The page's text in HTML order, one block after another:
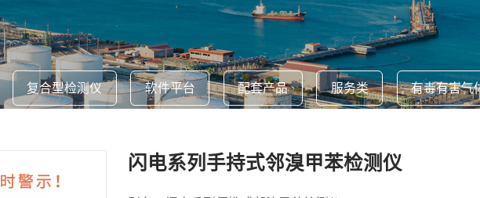
复合型检测仪 软件平台 配套产品 服务类 有毒有害气
闪电系列手持式邻溴甲苯检测仪